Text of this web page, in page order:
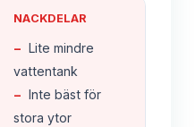
NACKDELAR
− Lite mindre
vattentank
− Inte bäst för
stora ytor